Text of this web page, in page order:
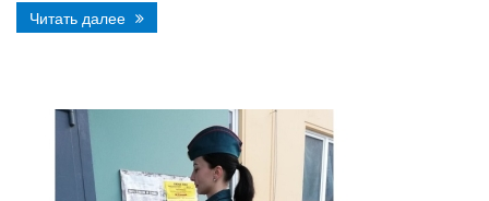
Читать далее